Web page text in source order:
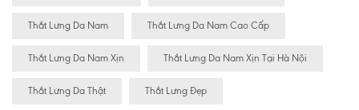
Thắt Lưng Da Nam Thắt Lưng Da Nam Cao Cấp
Thắt Lưng Da Nam Xịn Thắt Lưng Da Nam Xịn Tại Hà Nội
Thắt Lưng Da Thật Thắt Lưng Đẹp